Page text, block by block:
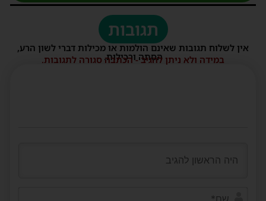
תגובות
אין לשלוח תגובות שאינם הולמות או מכילות דברי לשון הרע,
הסתה ורכילות.
במידה ולא ניתן להגיב - הכתבה סגורה לתגובות.